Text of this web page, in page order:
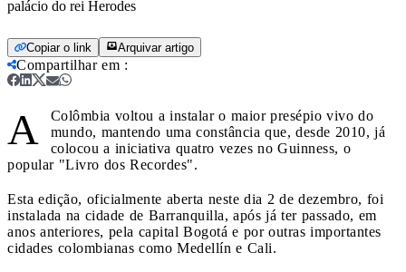
palácio do rei Herodes
Copiar o link Arquivar artigo
Compartilhar em :
A
Colômbia voltou a instalar o maior presépio vivo do
mundo, mantendo uma constância que, desde 2010, já
colocou a iniciativa quatro vezes no Guinness, o
popular "Livro dos Recordes".
Esta edição, oficialmente aberta neste dia 2 de dezembro, foi
instalada na cidade de Barranquilla, após já ter passado, em
anos anteriores, pela capital Bogotá e por outras importantes
cidades colombianas como Medellín e Cali.